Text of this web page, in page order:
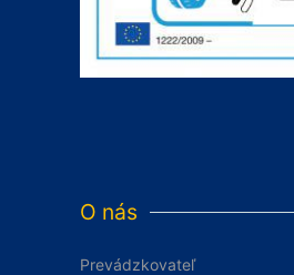
O nás
Prevádzkovateľ